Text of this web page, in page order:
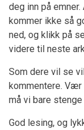
deg inn på
kommer ikke så
ned, og klikk på
videre til neste
Som dere vil se
kommentere. Vær
må vi bare
God lesing, og